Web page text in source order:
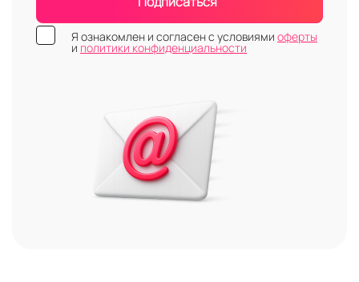
макрорежимом, автофокусировкой и
оптической стабилизацией;
Оснащённые компасом, датчиком движения
С поддержкой Bluetooth, NFC, Wi-Fi.
Характеристики, «начинка», срок гарантии,
стоимость, комплектация - эта и другая
информация содержится в карточке каждого
Я ознакомлен и согласен с условиями оферты
и политики конфиденциальности